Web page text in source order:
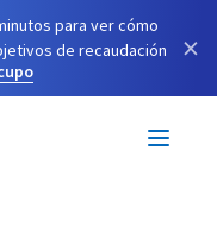
para ver cómo
de recaudación
×